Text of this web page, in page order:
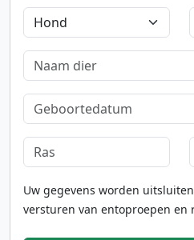
Uw gegevens worden
versturen van entoproepen en